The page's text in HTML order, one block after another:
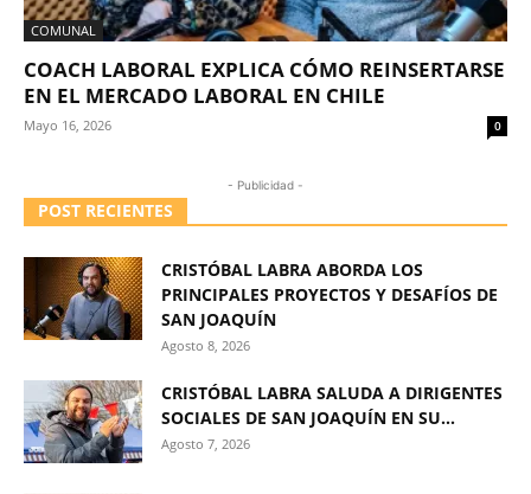
COMUNAL
COACH LABORAL EXPLICA CÓMO REINSERTARSE
EN EL MERCADO LABORAL EN CHILE
Mayo 16, 2026 0
- Publicidad -
POST RECIENTES
CRISTÓBAL LABRA ABORDA LOS
PRINCIPALES PROYECTOS Y DESAFÍOS DE
SAN JOAQUÍN
Agosto 8, 2026
CRISTÓBAL LABRA SALUDA A DIRIGENTES
SOCIALES DE SAN JOAQUÍN EN SU...
Agosto 7, 2026